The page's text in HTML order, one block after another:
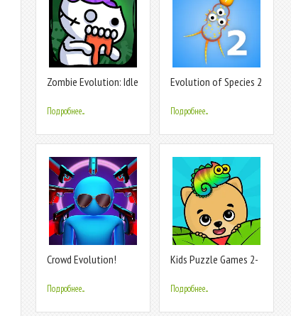
Zombie Evolution: Idle
Подробнее...
Evolution of Species 2
Подробнее...
Crowd Evolution!
Подробнее...
Kids Puzzle Games 2-
Подробнее...